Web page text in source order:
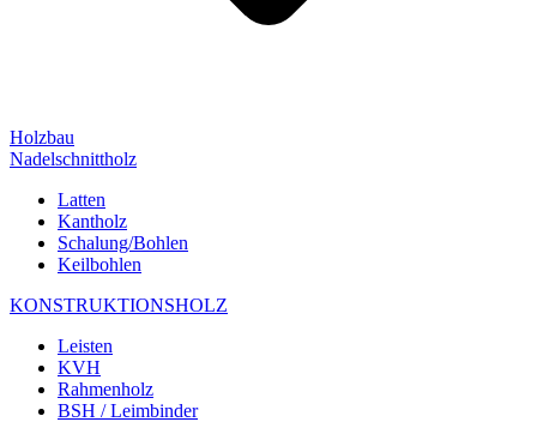
Holzbau
Nadelschnittholz
Latten
Kantholz
Schalung/Bohlen
Keilbohlen
KONSTRUKTIONSHOLZ
Leisten
KVH
Rahmenholz
BSH / Leimbinder